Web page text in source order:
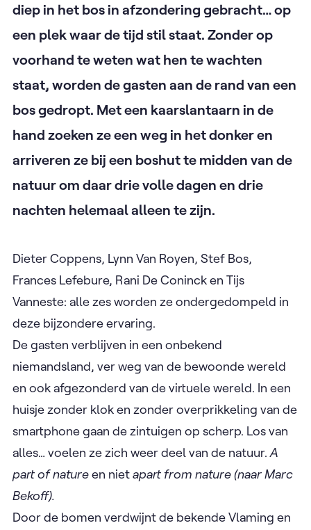
diep in het bos in afzondering gebracht… op
een plek waar de tijd stil staat. Zonder op
voorhand te weten wat hen te wachten
staat, worden de gasten aan de rand van een
bos gedropt. Met een kaarslantaarn in de
hand zoeken ze een weg in het donker en
arriveren ze bij een boshut te midden van de
natuur om daar drie volle dagen en drie
nachten helemaal alleen te zijn.
Dieter Coppens, Lynn Van Royen, Stef Bos,
Frances Lefebure, Rani De Coninck en Tijs
Vanneste: alle zes worden ze ondergedompeld in
deze bijzondere ervaring.
De gasten verblijven in een onbekend
niemandsland, ver weg van de bewoonde wereld
en ook afgezonderd van de virtuele wereld. In een
huisje zonder klok en zonder overprikkeling van de
smartphone gaan de zintuigen op scherp. Los van
alles… voelen ze zich weer deel van de natuur.A
part of natureen nietapart from nature(naar Marc
Bekoff).
Door de bomen verdwijnt de bekende Vlaming en